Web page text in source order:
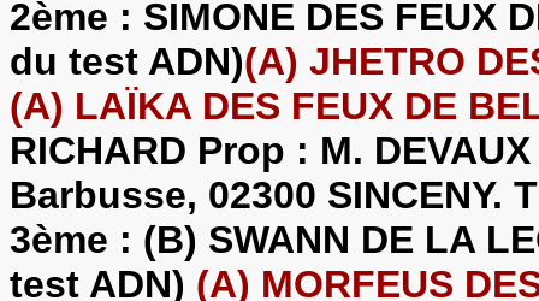
2ème : SIMONE DES FEUX
du test ADN)(A) JHETRO
(A) LAÏKA DES FEUX DE
RICHARD Prop : M.
Barbusse, 02300 SINCENY.
3ème : (B) SWANN DE LA
test ADN) (A) MORFEUS